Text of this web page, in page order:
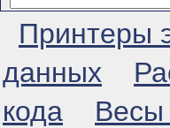
Принтеры
данных
кода
Весы